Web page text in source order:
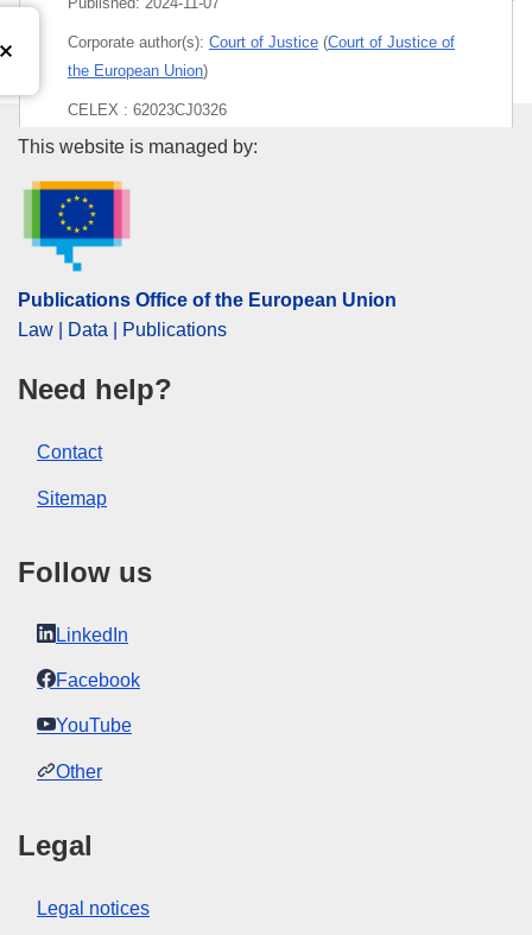
Corporate author(s): Court of Justice (Court of Justice of
the European Union)
CELEX : 62023CJ0326
ECLI : ECLI:EU:C:2024:940
Publications Office of the
This website is managed by:
Publications Office of the European Union
Law | Data | Publications
Need help?
Contact
Sitemap
Follow us
LinkedIn
Facebook
YouTube
Other
Legal
Legal notices